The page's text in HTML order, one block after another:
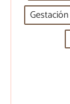
Gestación